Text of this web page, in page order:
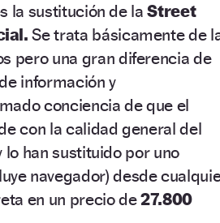
la sustitución de laStreet
Se trata básicamente de
pero una gran diferencia de
información y
conciencia de que el
con la calidad general del
han sustituido por uno
navegador) desde
en un precio de27.800